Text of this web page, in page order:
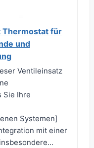
Thermostat für
und
Ventileinsatz
Sie Ihre
Systemen]
mit einer